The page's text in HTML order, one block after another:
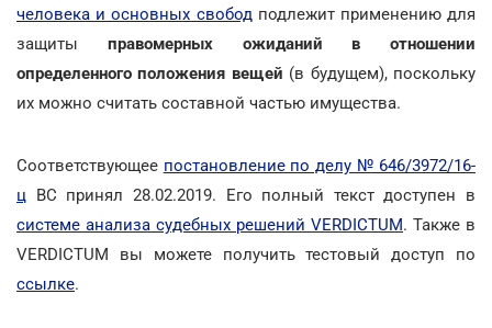
человека и основных свободподлежит применению для
защиты правомерных ожиданий в отношении
определенного положения вещей (в будущем), поскольку
их можно считать составной частью имущества.
Соответствующее постановление по делу № 646/3972/16-
ц ВС принял 28.02.2019. Его полный текст доступен в
системе анализа судебных решений VERDICTUM. Также в
VERDICTUM вы можете получить тестовый доступ по
ссылке.